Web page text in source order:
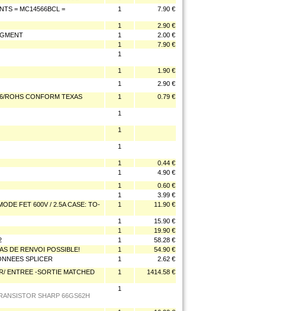
= MC14566BCL =
1 7.90 €
1
2.90 €
1
2.00 €
1
7.90 €
1
1
1.90 €
1
2.90 €
ROHS CONFORM TEXAS
1 0.79 €
1
1
1
1
0.44 €
1
4.90 €
1
0.60 €
1
3.99 €
FET 600V / 2.5A CASE: TO-
1 11.90 €
1
15.90 €
1
19.90 €
1
58.28 €
DE RENVOI POSSIBLE! 1
54.90 €
SPLICER 1
2.62 €
ENTREE -SORTIE MATCHED
1 1414.58 €
SHARP 66GS62H
1